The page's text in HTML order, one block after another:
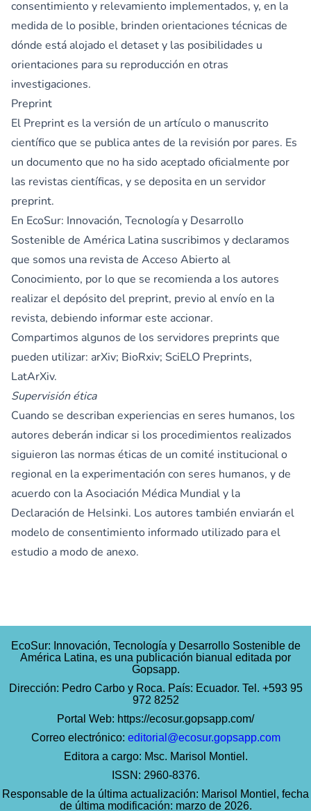
consentimiento y relevamiento implementados, y, en la
medida de lo posible, brinden orientaciones técnicas de
dónde está alojado el detaset y las posibilidades u
orientaciones para su reproducción en otras
investigaciones.
Preprint
El Preprint es la versión de un artículo o manuscrito
científico que se publica antes de la revisión por pares. Es
un documento que no ha sido aceptado oficialmente por
las revistas científicas, y se deposita en un servidor
preprint.
En EcoSur: Innovación, Tecnología y Desarrollo
Sostenible de América Latina suscribimos y declaramos
que somos una revista de Acceso Abierto al
Conocimiento, por lo que se recomienda a los autores
realizar el depósito del preprint, previo al envío en la
revista, debiendo informar este accionar.
Compartimos algunos de los servidores preprints que
pueden utilizar: arXiv; BioRxiv; SciELO Preprints,
LatArXiv.
Supervisión ética
Cuando se describan experiencias en seres humanos, los
autores deberán indicar si los procedimientos realizados
siguieron las normas éticas de un comité institucional o
regional en la experimentación con seres humanos, y de
acuerdo con laAsociación Médica Mundial y la
Declaración de Helsinki. Los autores también enviarán el
modelo de consentimiento informado utilizado para el
estudio a modo de anexo.
EcoSur: Innovación, Tecnología y Desarrollo Sostenible de
América Latina, es una publicación bianual editada por
Gopsapp.
Dirección: Pedro Carbo y Roca. País: Ecuador. Tel. +593 95
972 8252
Portal Web: https://ecosur.gopsapp.com/
Correo electrónico: editorial@ecosur.gopsapp.com
Editora a cargo: Msc. Marisol Montiel.
ISSN: 2960-8376.
Responsable de la última actualización: Marisol Montiel, fecha
de última modificación: marzo de 2026.